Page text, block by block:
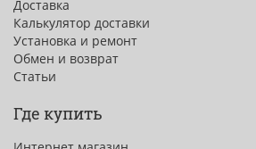
Доставка
Калькулятор доставки
Установка и ремонт
Обмен и возврат
Статьи
Где купить